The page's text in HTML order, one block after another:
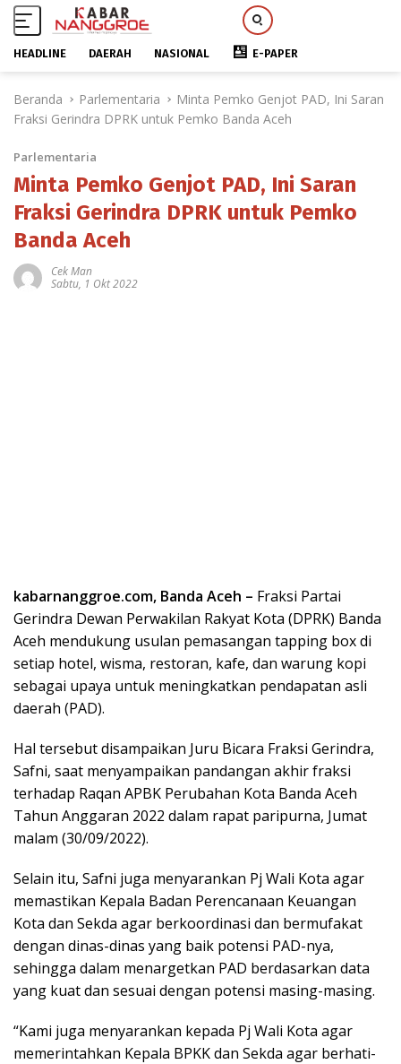
HEADLINE DAERAH NASIONAL E-PAPER
Beranda Parlementaria
Minta Pemko Genjot PAD, Ini Saran
Fraksi Gerindra DPRK untuk Pemko Banda Aceh
Parlementaria
Minta Pemko Genjot PAD, Ini Saran
Fraksi Gerindra DPRK untuk Pemko
Banda Aceh
Cek Man
Sabtu, 1 Okt 2022
kabarnanggroe.com, Banda Aceh – Fraksi Partai
Gerindra Dewan Perwakilan Rakyat Kota (DPRK) Banda
Aceh mendukung usulan pemasangan tapping box di
setiap hotel, wisma, restoran, kafe, dan warung kopi
sebagai upaya untuk meningkatkan pendapatan asli
daerah (PAD).
Hal tersebut disampaikan Juru Bicara Fraksi Gerindra,
Safni, saat menyampaikan pandangan akhir fraksi
terhadap Raqan APBK Perubahan Kota Banda Aceh
Tahun Anggaran 2022 dalam rapat paripurna, Jumat
malam (30/09/2022).
Selain itu, Safni juga menyarankan Pj Wali Kota agar
memastikan Kepala Badan Perencanaan Keuangan
Kota dan Sekda agar berkoordinasi dan bermufakat
dengan dinas-dinas yang baik potensi PAD-nya,
sehingga dalam menargetkan PAD berdasarkan data
yang kuat dan sesuai dengan potensi masing-masing.
“Kami juga menyarankan kepada Pj Wali Kota agar
memerintahkan Kepala BPKK dan Sekda agar berhati-